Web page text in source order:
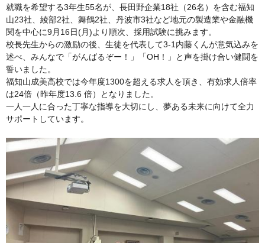
就職を希望する3年生55名が、長田野企業18社（26名）を含む福知
山23社、綾部2社、舞鶴2社、丹波市3社など地元の製造業や金融機
関を中心に9月16日(月)より順次、採用試験に挑みます。
校長先生からの激励の後、生徒を代表して3-1内藤くんが意気込みを
述べ、みんなで「がんばるぞー！」「OH！」と声を掛け合い健闘を
誓いました。
福知山成美高校では今年度1300を超える求人を頂き、有効求人倍率
は24倍（昨年度13.6 倍）となりました。
一人一人に合った丁寧な指導を大切にし、夢ある未来に向けて全力
サポートしています。